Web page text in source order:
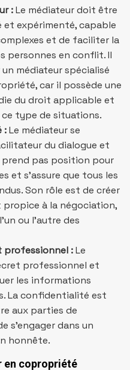
:Le médiateur doit être
expérimenté, capable
et de faciliter la
personnes en conflit. Il
médiateur spécialisé
car il possède une
du droit applicable et
type de situations.
:Le médiateur se
du dialogue et
prend pas position pour
et s’assure que tous les
Son rôle est de créer
à la négociation,
ou l’autre des
:Le
professionnel et
les informations
La confidentialité est
aux parties de
s’engager dans un
honnête.
en copropriété